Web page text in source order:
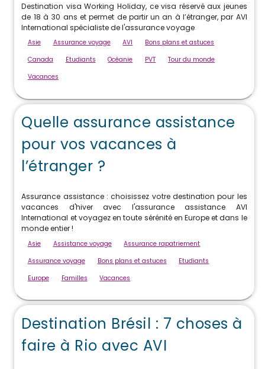
Destination visa Working Holiday, ce visa réservé aux jeunes
de 18 à 30 ans et permet de partir un an à l’étranger, par AVI
International spécialiste de l'assurance voyage
Asie Assurance voyage AVI
Bons plans et astuces
Canada
Etudiants Océanie PVT
Tour du monde
Vacances
Quelle assurance assistance
pour vos vacances à
l’étranger ?
Assurance assistance : choisissez votre destination pour les
vacances d'hiver avec l'assurance assistance AVI
International et voyagez en toute sérénité en Europe et dans le
monde entier !
Asie Assistance voyage
Assurance rapatriement
Assurance voyage
Bons plans et astuces
Etudiants
Europe
Familles Vacances
Destination Brésil : 7 choses à
faire à Rio avec AVI